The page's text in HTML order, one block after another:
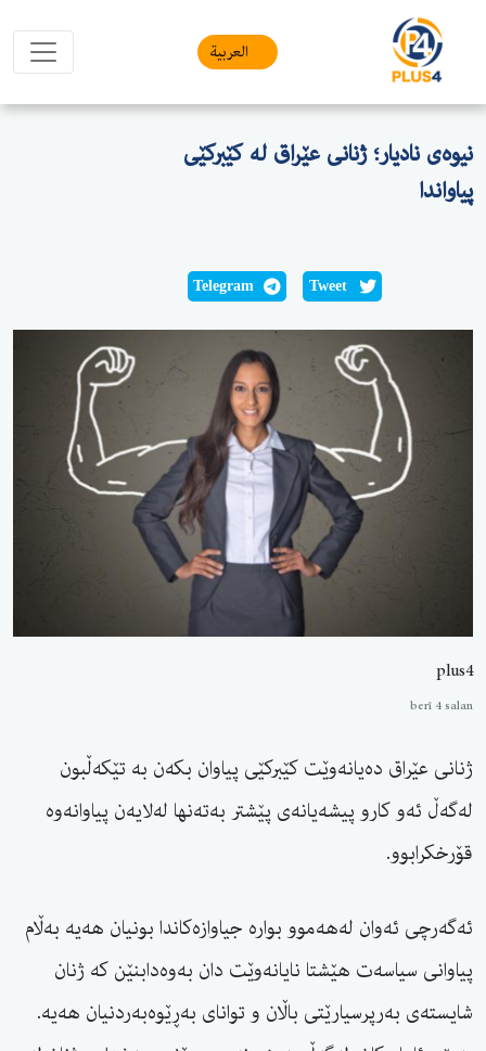
العربیة
نیوەی نادیار؛ ژنانی عێراق لە كێبركێی
پیاواندا
Tweet
Telegram
plus4
berî 4 salan
ژنانی عێراق دەیانەوێت كێبركێی پیاوان بكەن بە تێكەڵبون
لەگەڵ ئەو كارو پیشەیانەی پێشتر بەتەنها لەلایەن پیاوانەوە
قۆرخكرابوو.
ئەگەرچی ئەوان لەهەموو بوارە جیاوازەكاندا بونیان هەیە بەڵام
پیاوانی سیاسەت هێشتا نایانەوێت دان بەوەدابنێن كە ژنان
شایستەی بەرپرسیارێتی باڵان و توانای بەڕێوەبەردنیان هەیە.